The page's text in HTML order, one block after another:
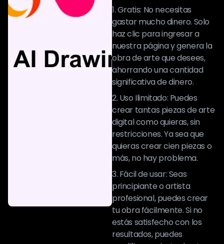
1. Gratis: No necesitas
gastar mucho dinero. Solo
haz clic para ingresar a
nuestra página y genera la
obra de arte que desees,
ahorrando una cantidad
significativa de dinero.
2. Uso Ilimitado: Puedes
crear tantas piezas de arte
digital como quieras, sin
restricciones. Ya sea que
quieras crear cien piezas o
más, no hay problema.
3. Fácil de usar: Seas
principiante o artista
profesional, puedes crear
tu obra fácilmente. Si no
estás satisfecho con los
resultados, puedes